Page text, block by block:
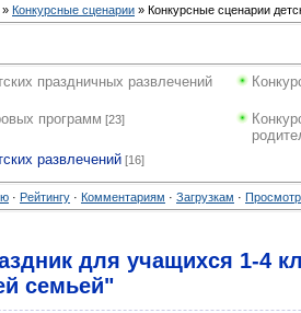
» Конкурсные сценарии » Конкурсные сценарии
праздничных развлечений
программ [23]
развлечений [16]
· Рейтингу · Комментариям · Загрузкам ·
для учащихся 1-4
семьей"